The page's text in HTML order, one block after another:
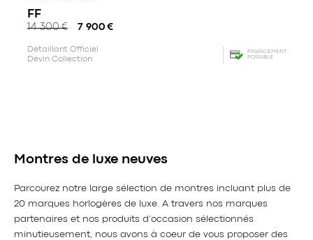
FF
14 300€ 7 900 €
Détaillant Officiel
Devin Collection
FINANCEMENT
POSSIBLE
Montres de luxe neuves
Parcourez notre large sélection de montres incluant plus de
20 marques horlogères de luxe. A travers nos marques
partenaires et nos produits d’occasion sélectionnés
minutieusement, nous avons à coeur de vous proposer des